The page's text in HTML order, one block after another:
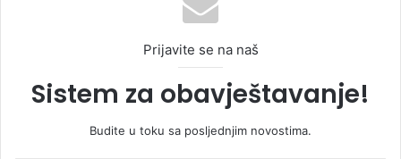
Prijavite se na naš
Sistem za obavještavanje!
Budite u toku sa posljednjim novostima.